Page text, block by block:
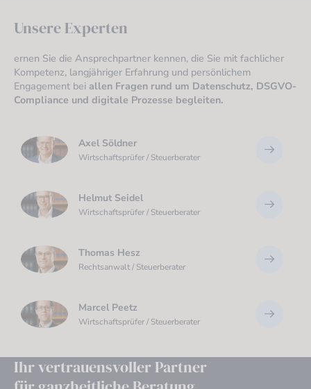
Unsere Experten
ernen Sie die Ansprechpartner kennen, die Sie mit fachlicher
Kompetenz, langjähriger Erfahrung und persönlichem
Engagement bei allen Fragen rund um Datenschutz, DSGVO-
Compliance und digitale Prozesse begleiten.
Axel Söldner
Wirtschaftsprüfer / Steuerberater
Helmut Seidel
Wirtschaftsprüfer / Steuerberater
Thomas Hesz
Rechtsanwalt / Steuerberater
Marcel Peetz
Wirtschaftsprüfer / Steuerberater
Ihr vertrauensvoller Partner